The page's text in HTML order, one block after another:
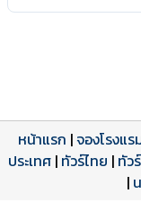
โปรแกรมทัวร์
รีวิวลูกค้าจริง
รีวิวจาก
ใบอนุญาตนำเที่ยว
เลขที่ 11/11450
หน้าแรก |จองโรงแร
ประเทศ | ทัวร์ไทย | ทัว
|